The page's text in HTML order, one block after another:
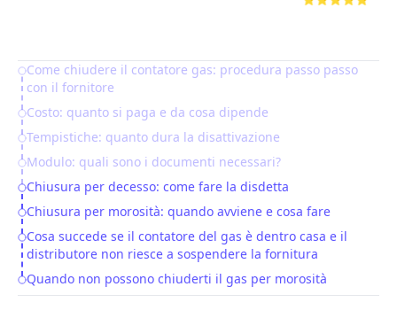
Table of Contents
Come chiudere il contatore gas: procedura passo passo
con il fornitore
Costo: quanto si paga e da cosa dipende
Tempistiche: quanto dura la disattivazione
Modulo: quali sono i documenti necessari?
Chiusura per decesso: come fare la disdetta
Chiusura per morosità: quando avviene e cosa fare
Cosa succede se il contatore del gas è dentro casa e il
distributore non riesce a sospendere la fornitura
Quando non possono chiuderti il gas per morosità